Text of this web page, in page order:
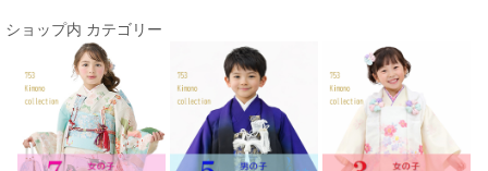
ショップ内 カテゴリー